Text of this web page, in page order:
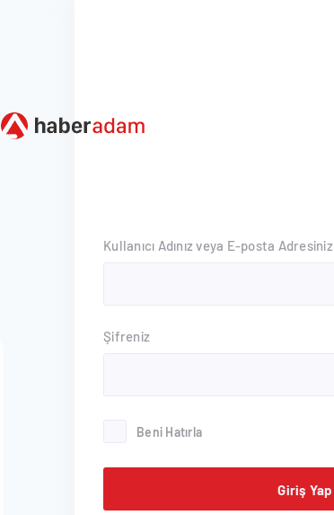
Kullanıcı Adınız veya E-posta Adresiniz
Şifreniz
Beni Hatırla
Giriş Yap